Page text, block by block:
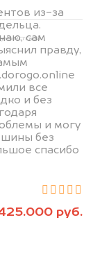
из-за
сам
правду,
все
и без
и могу
без
спасибо
руб.